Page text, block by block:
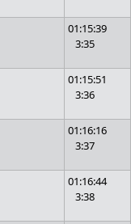
01:15:39
3:35
01:15:51
3:36
01:16:16
3:37
01:16:44
3:38